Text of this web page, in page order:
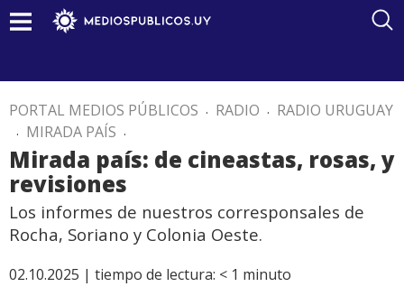
PORTAL MEDIOS PÚBLICOS . RADIO . RADIO URUGUAY
. MIRADA PAÍS .
Mirada país: de cineastas, rosas, y
revisiones
Los informes de nuestros corresponsales de
Rocha, Soriano y Colonia Oeste.
02.10.2025 | tiempo de lectura: < 1 minuto